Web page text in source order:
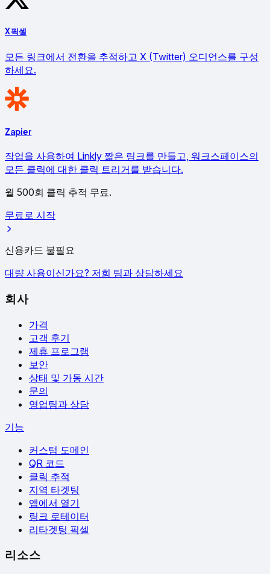
X 픽셀
모든 링크에서 전환을 추적하고 X (Twitter) 오디언스를 구성
하세요.
Zapier
작업을 사용하여 Linkly 짧은 링크를 만들고, 워크스페이스의
모든 클릭에 대한 클릭 트리거를 받습니다.
월 500회 클릭 추적 무료.
무료로 시작
신용카드 불필요
대량 사용이신가요? 저희 팀과 상담하세요
회사
가격
고객 후기
제휴 프로그램
보안
상태 및 가동 시간
문의
영업팀과 상담
기능
커스텀 도메인
QR 코드
클릭 추적
지역 타겟팅
앱에서 열기
링크 로테이터
리타겟팅 픽셀
리소스